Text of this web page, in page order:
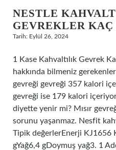
NESTLE
GEVREKLER
Tarih: Eylül 26, 2024
1 Kase Kahvaltılık Gevrek
hakkında bilmeniz
gevreği gevreği 357 kalori
gevreği ise 179 kalori
diyette yenir mi? Mısır
sorunu yaşanmaz. Nesfit
Tipik değerlerEnerji KJ1656
gYağ6,4 gDoymuş yağ3. 1